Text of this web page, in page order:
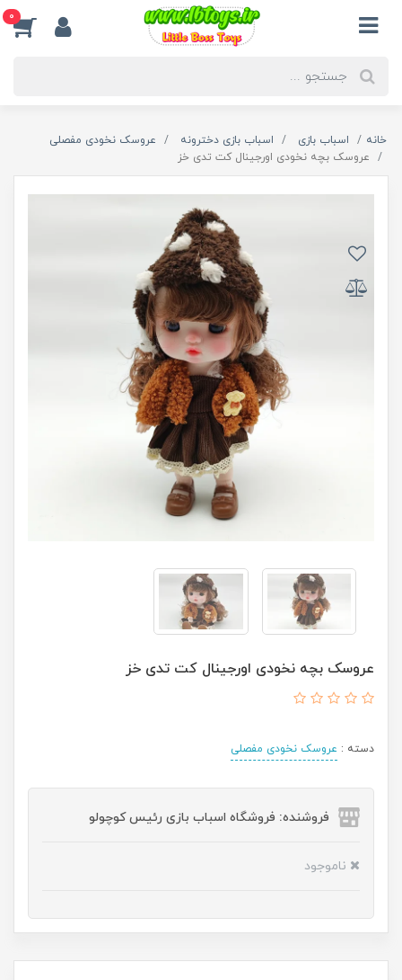
0
خانه اسباب بازی اسباب بازی دخترونه
عروسک نخودی مفصلی
عروسک بچه نخودی اورجینال کت تدی خز
عروسک بچه نخودی اورجینال کت تدی خز
دسته : عروسک نخودی مفصلی
فروشنده: فروشگاه اسباب بازی رئیس کوچولو
ناموجود